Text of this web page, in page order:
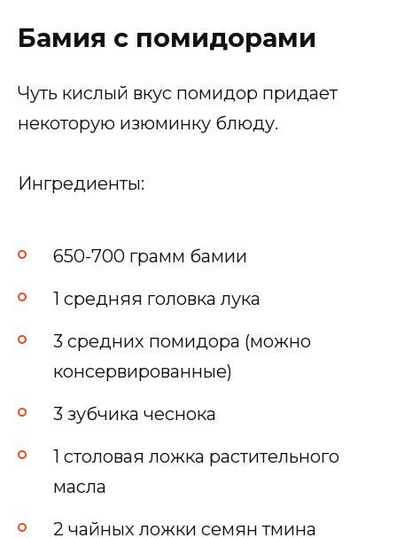
Бамия с помидорами
Чуть кислый вкус помидор придает
некоторую изюминку блюду.
Ингредиенты:
650-700 грамм бамии
1 средняя головка лука
3 средних помидора (можно
консервированные)
3 зубчика чеснока
1 столовая ложка растительного
масла
2 чайных ложки семян тмина